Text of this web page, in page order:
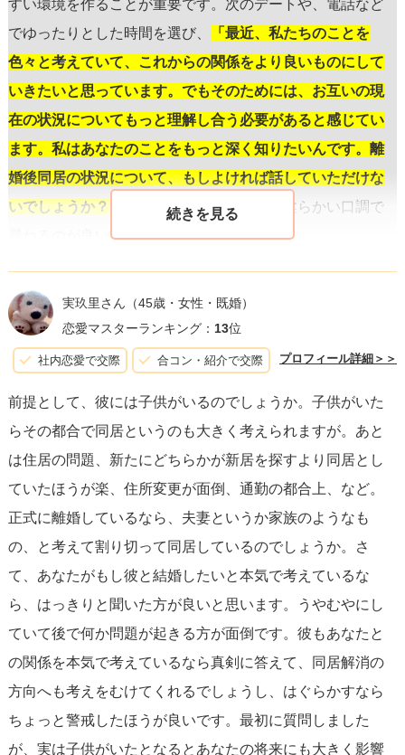
すい環境を作ることが重要です。次のデートや、電話など
でゆったりとした時間を選び、
「最近、私たちのことを
色々と考えていて、これからの関係をより良いものにして
いきたいと思っています。でもそのためには、お互いの現
在の状況についてもっと理解し合う必要があると感じてい
ます。私はあなたのことをもっと深く知りたいんです。離
婚後同居の状況について、もしよければ話していただけな
いでしょうか？」
というような、優しくて柔らかい口調で
尋ねるのが良いでしょう。
また、彼の反応を見ながら、 話を聞いている間はジャッジ
せず、理解を示し、感謝の気持ちを伝える
す。これにより、彼は自分のことを受け入れてくれるあな
相手の気持ちも大切にしつつ、自分の気持ちも正直に伝え
るバランスが重要です。あなたの感じていること、関係の
進展に対する願望や不安など、自分の心情についても伝え
ましょう。これは関係を深める上で必要なステップです。
どちらの気持ちも開示することで、理解し合い、より深い
結ぽいを築くことができます。
最後に、彼からの回答を無理に急がせないようにしてくだ
さい。彼が答えを用意するために時間が必要かもしれませ
んし、彼のペースを尊重することが、結局は二人の信頼関
係を強化することにつながります。
実玖里さん （45歳・女性・既婚）
恋愛マスターランキング： 13位
社内恋愛で交際 合コン・紹介で交際 プロフィール詳細＞＞
前提として、彼には子供がいるのでしょうか。子供がいた
らその都合で同居というのも大きく考えられますが。あと
は住居の問題、新たにどちらかが新居を探すより同居とし
ていたほうが楽、住所変更が面倒、通勤の都合上、など。
正式に離婚しているなら、夫妻というか家族のようなも
の、と考えて割り切って同居しているのでしょうか。さ
て、あなたがもし彼と結婚したいと本気で考えているな
ら、はっきりと聞いた方が良いと思います。うやむやにし
ていて後で何か問題が起きる方が面倒です。彼もあなたと
の関係を本気で考えているなら真剣に答えて、同居解消の
方向へも考えをむけてくれるでしょうし、はぐらかすなら
ちょっと警戒したほうが良いです。最初に質問しました
が、実は子供がいたとなるとあなたの将来にも大きく影響